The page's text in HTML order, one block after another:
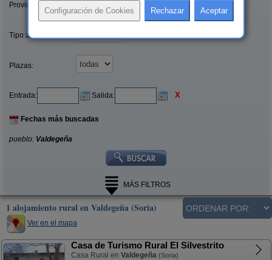
Provincias/Islas:
Tipo alquiler:
Plazas:
Entrada: Salida: X
Fechas más buscadas
pueblo: Valdegeña
MÁS FILTROS
1 alojamiento rural en Valdegeña (Soria)
Ver en el mapa
Casa de Turismo Rural El Silvestrito
Casa Rural en Valdegeña (Soria)